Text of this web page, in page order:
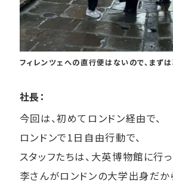
フィレンツェへの直行便はないので、まず
社長：
今回は、初めてロンドン経由で、
ロンドンで1日自由行動で、
スタッフたちは、大英博物館に行っ
李さんがロンドンの大学出身だか